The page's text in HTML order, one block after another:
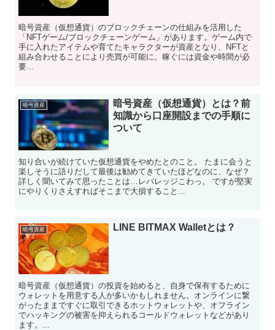
暗号資産（仮想通貨）のブロックチェーンの仕組みを活用した
「NFTゲーム/ブロックチェーンゲーム」があります。ゲーム内で
手に入れたアイテムや育てたキャラクターが資産となり、NFTと
組み合わせることにより売買が可能に。稼ぐには資金や時間が必
要...
暗号資産
暗号資産（仮想通貨）とは？前
知識から口座開設までの手順に
ついて
知り合いが続けていた仮想通貨をやめたとのこと。 たまに会うと
楽しそうに語りだして最後は勧めてきていたほどなのに、なぜ？
詳しく聞いてみて思ったことは…レバレッジこわっ。 ですが堅実
にやりくりさえすればそこまで大損すること...
暗号資産 LINE BITMAX Walletとは？
暗号資産（仮想通貨）の投資を始めると、自身で保有するために
ウォレットを用意する人が多いかもしれません。オンラインに繋
がったままですぐに取引できるホットウォレットや、オフライン
でハッキングの被害を抑えられるコールドウォレットなどがあり
ます。...